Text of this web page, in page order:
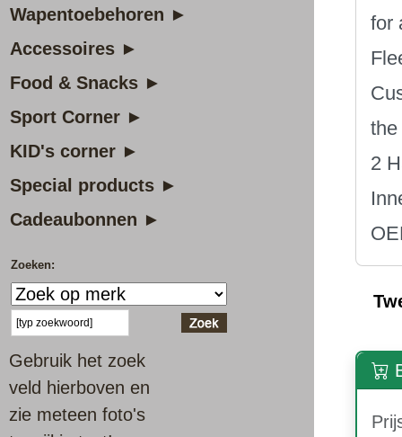
Wapentoebehoren ►
Accessoires ►
Food & Snacks ►
Sport Corner ►
KID's corner ►
Special products ►
Cadeaubonnen ►
Zoeken:
Gebruik het zoek
veld hierboven en
zie meteen foto's
for
the
2